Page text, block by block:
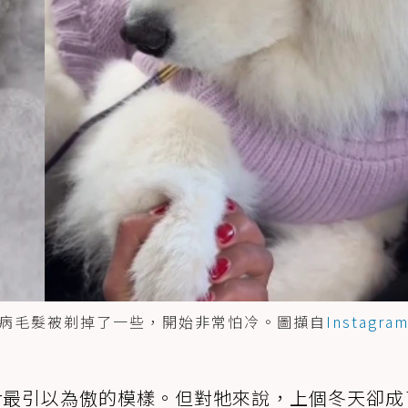
髮被剃掉了一些，開始非常怕冷。圖擷自 Instagram
引以為傲的模樣。但對牠來說，上個冬天卻